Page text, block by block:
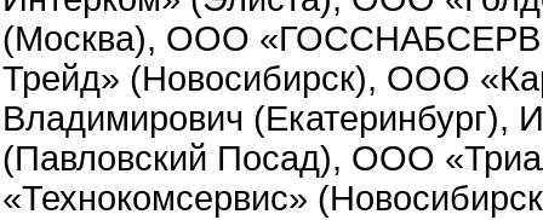
(Москва), ООО
Трейд» (Новосибирск), ООО
Владимирович (Екатеринбург),
(Павловский Посад), ООО
«Технокомсервис»